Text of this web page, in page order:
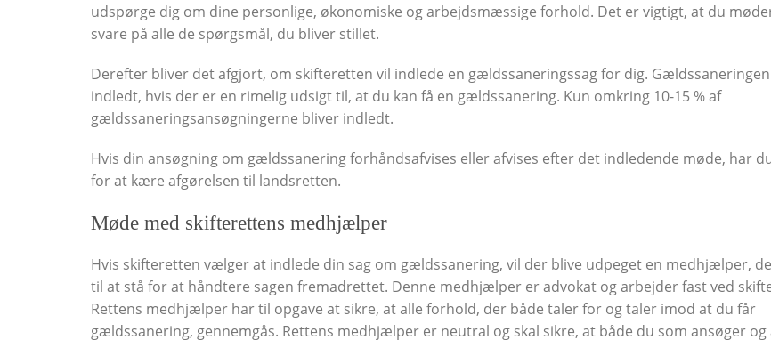
udspørge dig om dine personlige, økonomiske og arbejdsmæssige forhold. Det er vigtigt, at du
svare på alle de spørgsmål, du bliver stillet.
Derefter bliver det afgjort, om skifteretten vil indlede en gældssaneringssag for dig.
indledt, hvis der er en rimelig udsigt til, at du kan få en gældssanering. Kun omkring 10-15 % af
gældssaneringsansøgningerne bliver indledt.
Hvis din ansøgning om gældssanering forhåndsafvises eller afvises efter det indledende møde, har
for at kære afgørelsen til landsretten.
Møde med skifterettens medhjælper
Hvis skifteretten vælger at indlede din sag om gældssanering, vil der blive udpeget en medhjælper,
til at stå for at håndtere sagen fremadrettet. Denne medhjælper er advokat og arbejder fast ved
Rettens medhjælper har til opgave at sikre, at alle forhold, der både taler for og taler imod at du får
gældssanering, gennemgås. Rettens medhjælper er neutral og skal sikre, at både du som ansøger og